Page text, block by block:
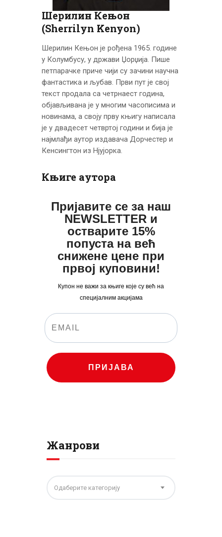
ПИСМО
Шерилин Кењон
(Sherrilyn Kenyon)
Шерилин Кењон је рођена 1965. године
у Колумбусу, у држави Џорџија. Пише
петпарачке приче чији су зачини научна
фантастика и љубав. Први пут је свој
текст продала са четрнаест година,
објављивана је у многим часописима и
новинама, а своју прву књигу написала
је у двадесет четвртој години и бија је
најмлађи аутор издавача Дорчестер и
Кенсингтон из Нјујорка.
Књиге аутора
Пријавите се за наш
NEWSLETTER и
остварите 15%
попуста на већ
снижене цене при
првој куповини!
Купон не важи за књиге које су већ на
специјалним акцијама
ПРИЈАВА
Жанрови
Одаберите категорију